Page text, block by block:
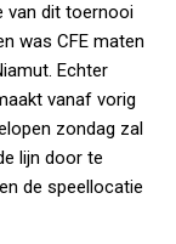
van dit toernooi
was CFE maten
Echter
vanaf vorig
zondag zal
lijn door te
de speellocatie